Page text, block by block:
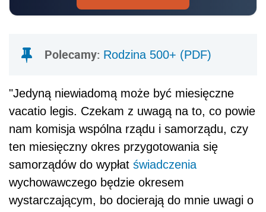
Polecamy: Rodzina 500+ (PDF)
"Jedyną niewiadomą może być miesięczne
vacatio legis. Czekam z uwagą na to, co powie
nam komisja wspólna rządu i samorządu, czy
ten miesięczny okres przygotowania się
samorządów do wypłat świadczenia
wychowawczego będzie okresem
wystarczającym, bo docierają do mnie uwagi o